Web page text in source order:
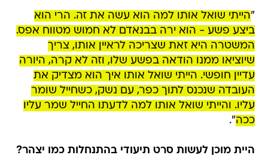
"הייתי שואל אותו למה הוא עשה את זה. הרי הוא
ביצע פשע - הוא ירה בבנאדם לא חמוש מטווח אפס.
המשטרה היא זאת שצריכה לראיין אותו, צריך
שיוציאו ממנו הודאה בפשע שלו, וזה לא קרה, היורה
עדיין חופשי. הייתי שואל אותו איך הוא מצדיק את
העובדה שנכנס לתוך כפר, עם נשק, כשחייל שומר
עליו. והייתי שואל אותו למה לדעתו החייל שמר עליו
ככה".
היית מוכן לעשות סרט תיעודי בהתנחלות כמו יצהר?